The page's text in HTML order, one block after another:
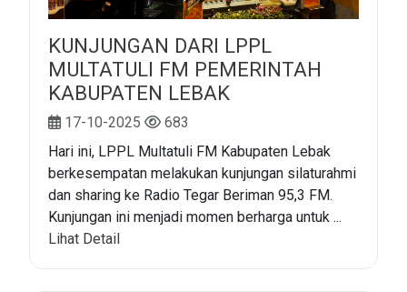
KUNJUNGAN DARI LPPL
MULTATULI FM PEMERINTAH
KABUPATEN LEBAK
17-10-2025
683
Hari ini, LPPL Multatuli FM Kabupaten Lebak
berkesempatan melakukan kunjungan silaturahmi
dan sharing ke Radio Tegar Beriman 95,3 FM.
Kunjungan ini menjadi momen berharga untuk ...
Lihat Detail